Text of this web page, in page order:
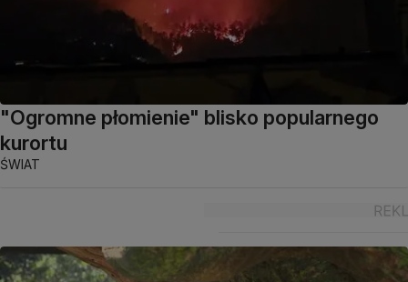
"Ogromne płomienie" blisko popularnego
kurortu
ŚWIAT